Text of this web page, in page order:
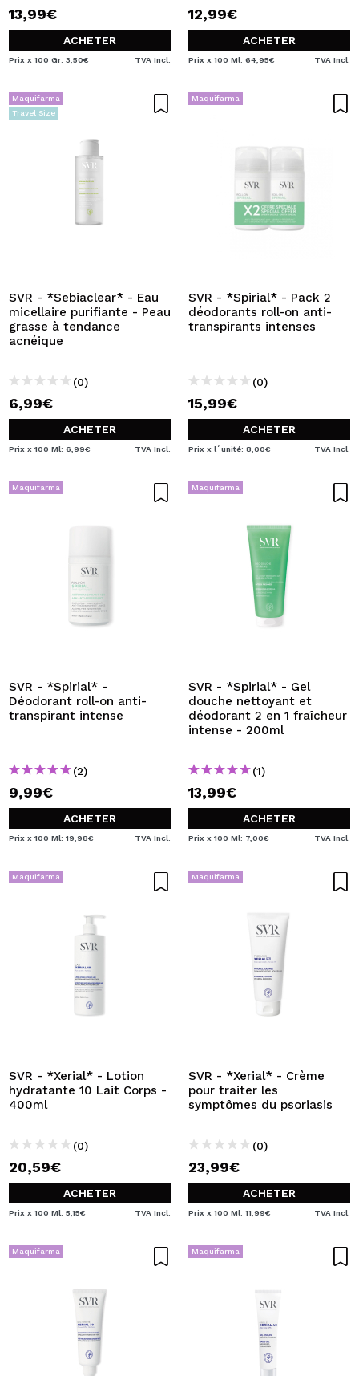
13,99€
ACHETER
Prix x 100 Gr: 3,50€ TVA Incl.
12,99€
ACHETER
Prix x 100 Ml: 64,95€ TVA Incl.
Maquifarma
Travel Size
SVR - *Sebiaclear* - Eau
micellaire purifiante - Peau
grasse à tendance
acnéique
(0)
6,99€
ACHETER
Prix x 100 Ml: 6,99€ TVA Incl.
Maquifarma
SVR - *Spirial* - Pack 2
déodorants roll-on anti-
transpirants intenses
(0)
15,99€
ACHETER
Prix x l´unité: 8,00€ TVA Incl.
Maquifarma
SVR - *Spirial* -
Déodorant roll-on anti-
transpirant intense
(2)
9,99€
ACHETER
Prix x 100 Ml: 19,98€ TVA Incl.
Maquifarma
SVR - *Spirial* - Gel
douche nettoyant et
déodorant 2 en 1 fraîcheur
intense - 200ml
(1)
13,99€
ACHETER
Prix x 100 Ml: 7,00€ TVA Incl.
Maquifarma
SVR - *Xerial* - Lotion
hydratante 10 Lait Corps -
400ml
(0)
20,59€
ACHETER
Prix x 100 Ml: 5,15€ TVA Incl.
Maquifarma
SVR - *Xerial* - Crème
pour traiter les
symptômes du psoriasis
(0)
23,99€
ACHETER
Prix x 100 Ml: 11,99€ TVA Incl.
Maquifarma Maquifarma